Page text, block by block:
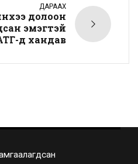
ДАРААХ
долоон
эмэгтэй
д хандав